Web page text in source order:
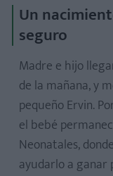
Un
seguro
Madre e hijo
de la mañana, y
pequeño Ervin.
el bebé
Neonatales,
ayudarlo a ganar